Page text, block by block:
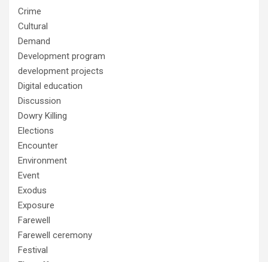
Crime
Cultural
Demand
Development program
development projects
Digital education
Discussion
Dowry Killing
Elections
Encounter
Environment
Event
Exodus
Exposure
Farewell
Farewell ceremony
Festival